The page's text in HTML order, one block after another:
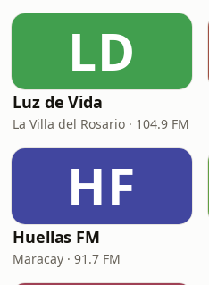
LD
Luz de Vida
La Villa del Rosario · 104.9 FM
HF
Huellas FM
Maracay · 91.7 FM